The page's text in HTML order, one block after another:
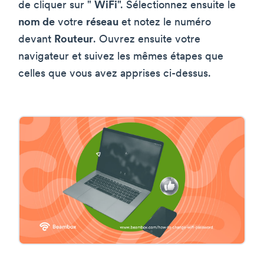
de cliquer sur " WiFi". Sélectionnez ensuite le
nom de votre réseau et notez le numéro
devant Routeur. Ouvrez ensuite votre
navigateur et suivez les mêmes étapes que
celles que vous avez apprises ci-dessus.